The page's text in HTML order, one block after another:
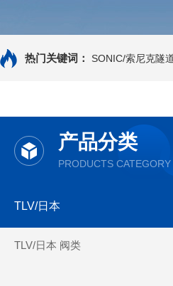
热门关键词： SONIC/索尼克隧
产品分类
PRODUCTS CATEGORY
TLV/日本
TLV/日本 阀类